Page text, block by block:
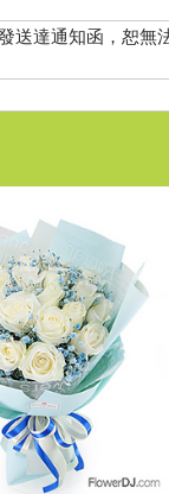
送達通知函，恕無